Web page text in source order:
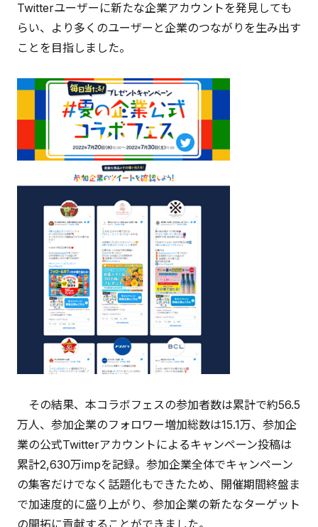
Twitterユーザーに新たな企業アカウントを発見しても
らい、より多くのユーザーと企業のつながりを生み出す
ことを目指しました。
その結果、本コラボフェスの参加者数は累計で約56.5
万人、参加企業のフォロワー増加総数は15.1万、参加企
業の公式Twitterアカウントによるキャンペーン投稿は
累計2,630万impを記録。参加企業全体でキャンペーン
の集客だけでなく話題化もできたため、開催期間終盤ま
で加速度的に盛り上がり、参加企業の新たなターゲット
の開拓に貢献することができました。